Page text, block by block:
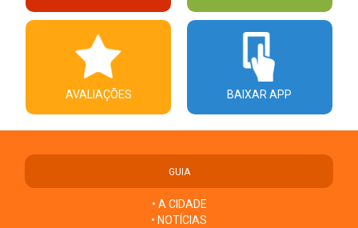
AVALIAÇÕES BAIXAR APP
GUIA
• A CIDADE
• NOTÍCIAS